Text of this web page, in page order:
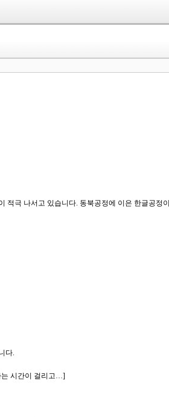
극 나서고 있습니다. 동북공정에 이은 한글공
다.
는 시간이 걸리고…]